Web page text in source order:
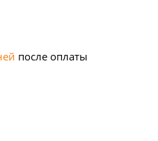
после оплаты